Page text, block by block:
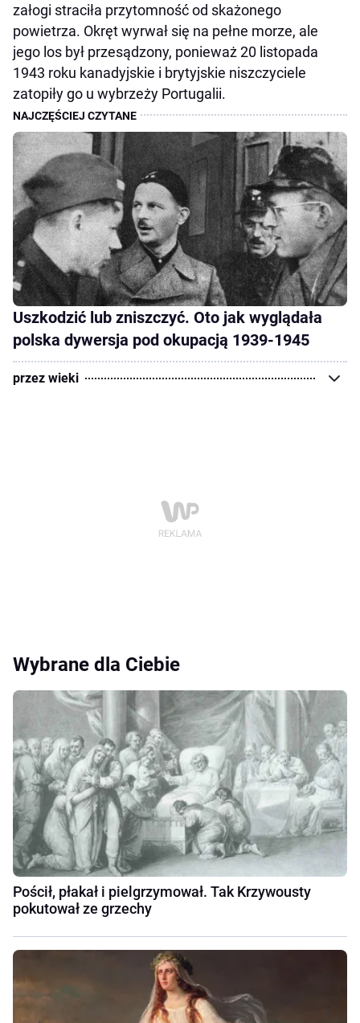
załogi straciła przytomność od skażonego
powietrza. Okręt wyrwał się na pełne morze, ale
jego los był przesądzony, ponieważ 20 listopada
1943 roku kanadyjskie i brytyjskie niszczyciele
zatopiły go u wybrzeży Portugalii.
Uszkodzić lub zniszczyć. Oto jak wyglądała
polska dywersja pod okupacją 1939-1945
przez wieki
Wybrane dla Ciebie
Pościł, płakał i pielgrzymował. Tak Krzywousty
pokutował ze grzechy